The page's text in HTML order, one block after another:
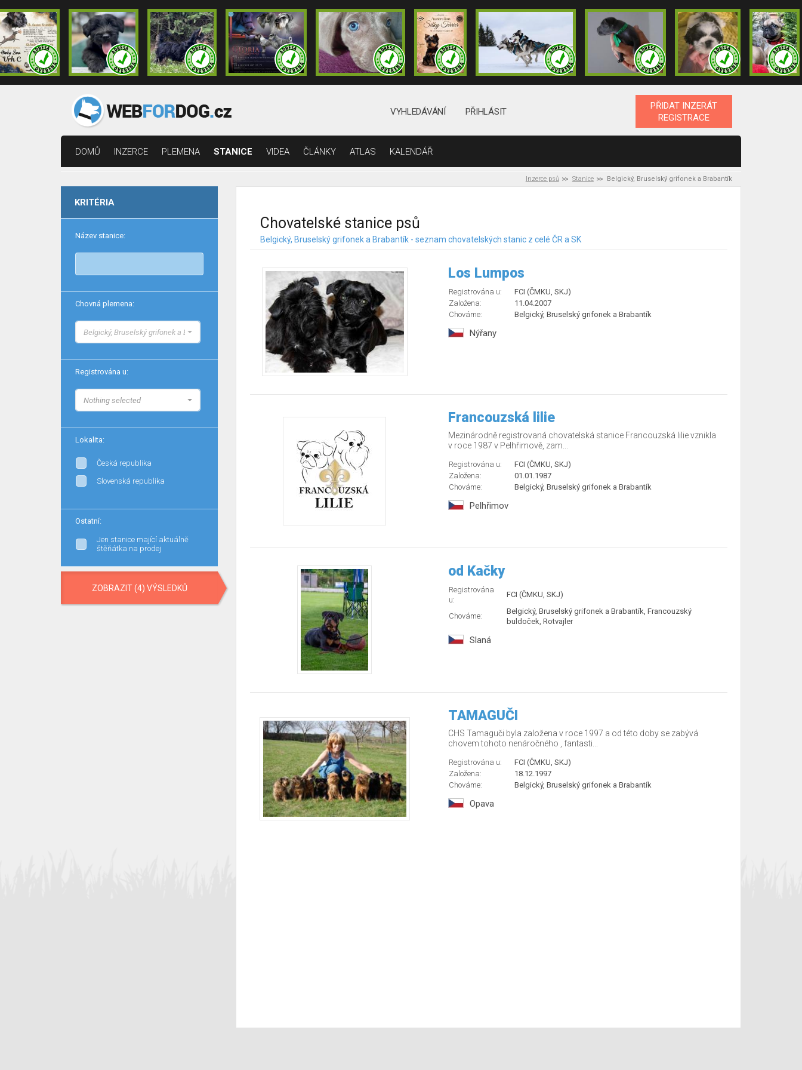
VYHLEDÁVÁNÍ PŘIHLÁSIT
PŘIDAT INZERÁT
REGISTRACE
DOMŮ INZERCE PLEMENA STANICE VIDEA ČLÁNKY ATLAS KALENDÁŘ
Inzerce psů Stanice Belgický, Bruselský grifonek a Brabantík
KRITÉRIA
Název stanice:
Chovná plemena:
Belgický, Bruselský grifonek a Brabantík
Registrována u:
Nothing selected
Lokalita:
Česká republika
Slovenská republika
Ostatní:
Jen stanice mající aktuálně
štěňátka na prodej
ZOBRAZIT (4) VÝSLEDKŮ
Chovatelské stanice psů
Belgický, Bruselský grifonek a Brabantík - seznam chovatelských stanic z celé ČR a SK
Los Lumpos
Registrována u:
FCI (ČMKU, SKJ)
Založena:
11.04.2007
Chováme:
Belgický, Bruselský grifonek a Brabantík
Nýřany
Francouzská lilie
Mezinárodně registrovaná chovatelská stanice Francouzská lilie vznikla
v roce 1987 v Pelhřimově, zam...
Registrována u:
FCI (ČMKU, SKJ)
Založena:
01.01.1987
Chováme:
Belgický, Bruselský grifonek a Brabantík
Pelhřimov
od Kačky
Registrována
u:
FCI (ČMKU, SKJ)
Chováme:
Belgický, Bruselský grifonek a Brabantík, Francouzský
buldoček, Rotvajler
Slaná
TAMAGUČI
CHS Tamaguči byla založena v roce 1997 a od této doby se zabývá
chovem tohoto nenáročného , fantasti...
Registrována u:
FCI (ČMKU, SKJ)
Založena:
18.12.1997
Chováme:
Belgický, Bruselský grifonek a Brabantík
Opava